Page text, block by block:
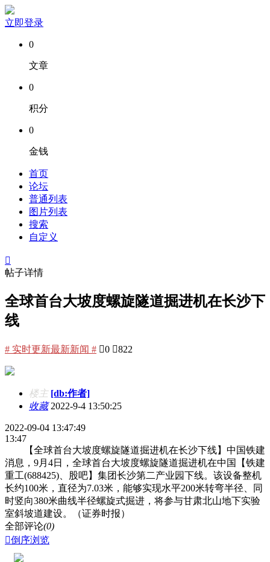
立即登录
0
文章
0
积分
0
金钱
首页
论坛
普通列表
图片列表
搜索
自定义

帖子详情
全球首台大坡度螺旋隧道掘进机在长沙下
线
# 实时更新最新新闻 # 0 822
楼主 [db:作者]
收藏2022-9-4 13:50:25
2022-09-04 13:47:49
13:47
【全球首台大坡度螺旋隧道掘进机在长沙下线】中国铁建
消息，9月4日，全球首台大坡度螺旋隧道掘进机在中国【铁建
重工(688425)、股吧】集团长沙第二产业园下线。该设备整机
长约100米，直径为7.03米，能够实现水平200米转弯半径、同
时竖向380米曲线半径螺旋式掘进，将参与甘肃北山地下实验
室斜坡道建设。（证券时报）
全部评论(0)
倒序浏览